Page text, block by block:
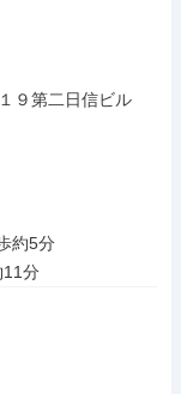
９第二日信ビル
約5分
11分